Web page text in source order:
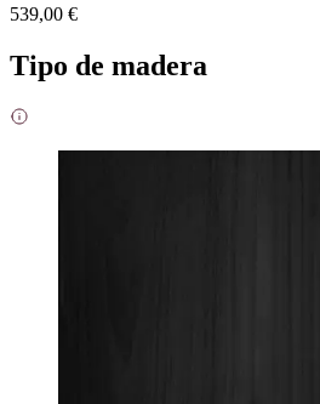
539,00 €
Tipo de madera